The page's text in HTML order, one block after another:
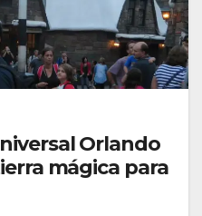
Orlando
mágica para